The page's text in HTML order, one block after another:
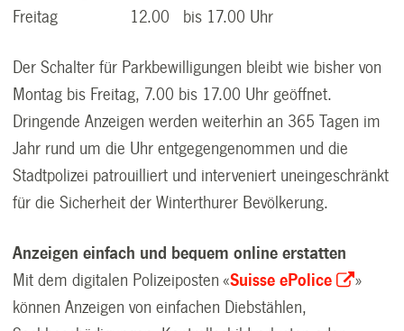
Freitag 12.00 bis 17.00 Uhr
Der Schalter für Parkbewilligungen bleibt wie bisher von
Montag bis Freitag, 7.00 bis 17.00 Uhr geöffnet.
Dringende Anzeigen werden weiterhin an 365 Tagen im
Jahr rund um die Uhr entgegengenommen und die
Stadtpolizei patrouilliert und interveniert uneingeschränkt
für die Sicherheit der Winterthurer Bevölkerung.
Anzeigen einfach und bequem online erstatten
Mit dem digitalen Polizeiposten «Suisse ePolice
»
können Anzeigen von einfachen Diebstählen,